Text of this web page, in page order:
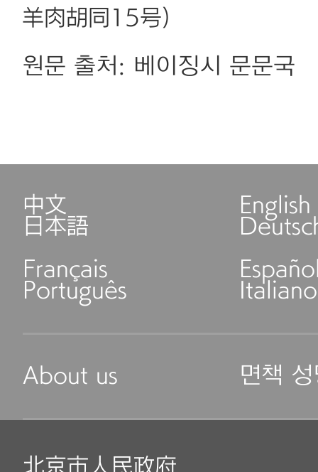
羊肉胡同15号)
원문 출처: 베이징시 문문국
中文 English
日本語
Français
Português Italiano
About us 면책